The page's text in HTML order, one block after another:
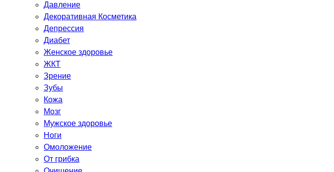
Давление
Декоративная Косметика
Депрессия
Диабет
Женское здоровье
ЖКТ
Зрение
Зубы
Кожа
Мозг
Мужское здоровье
Ноги
Омоложение
От грибка